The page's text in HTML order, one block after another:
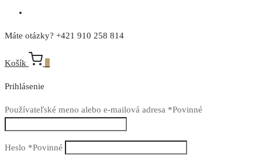
Máte otázky? +421 910 258 814
Košík
Prihlásenie
Používateľské meno alebo e-mailová adresa *Povinné
Heslo *Povinné